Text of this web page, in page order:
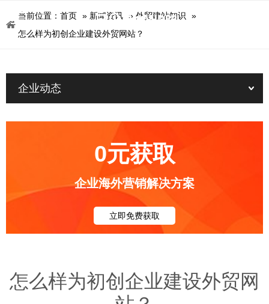
当前位置： 首页 » 新闻资讯 » 外贸建站知识
»
怎么样为初创企业建设外贸网站？
企业动态
0元获取
企业海外营销解决方案
立即免费获取
怎么样为初创企业建设外贸网